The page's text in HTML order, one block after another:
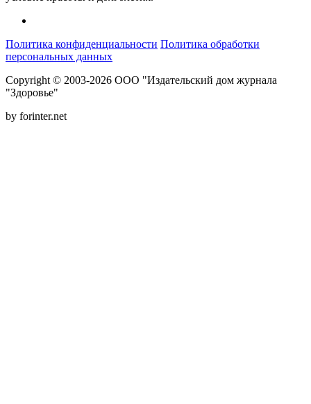
Политика конфиденциальности Политика обработки
персональных данных
Copyright © 2003-2026 ООО "Издательский дом журнала
"Здоровье"
by forinter.net